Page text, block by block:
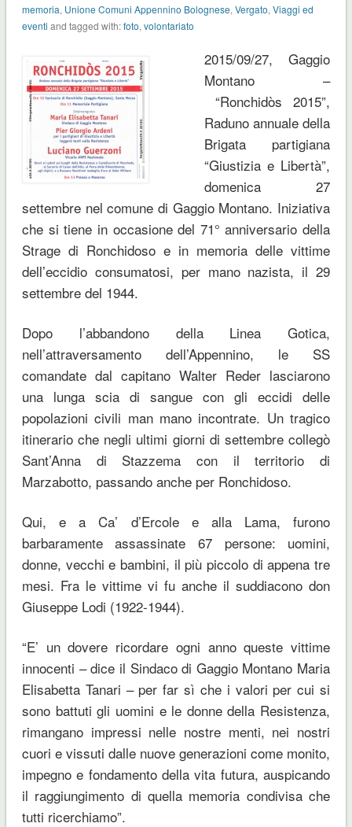
memoria, Unione Comuni Appennino Bolognese, Vergato, Viaggi ed
eventi and tagged with:foto, volontariato
2015/09/27, Gaggio
Montano –
“Ronchidòs 2015”,
Raduno annuale della
Brigata partigiana
“Giustizia e Libertà”,
domenica 27
settembre nel comune di Gaggio Montano. Iniziativa
che si tiene in occasione del 71° anniversario della
Strage di Ronchidoso e in memoria delle vittime
dell’eccidio consumatosi, per mano nazista, il 29
settembre del 1944.
Dopo l’abbandono della Linea Gotica,
nell’attraversamento dell’Appennino, le SS
comandate dal capitano Walter Reder lasciarono
una lunga scia di sangue con gli eccidi delle
popolazioni civili man mano incontrate. Un tragico
itinerario che negli ultimi giorni di settembre collegò
Sant’Anna di Stazzema con il territorio di
Marzabotto, passando anche per Ronchidoso.
Qui, e a Ca’ d’Ercole e alla Lama, furono
barbaramente assassinate 67 persone: uomini,
donne, vecchi e bambini, il più piccolo di appena tre
mesi. Fra le vittime vi fu anche il suddiacono don
Giuseppe Lodi (1922-1944).
“E’ un dovere ricordare ogni anno queste vittime
innocenti – dice il Sindaco di Gaggio Montano Maria
Elisabetta Tanari – per far sì che i valori per cui si
sono battuti gli uomini e le donne della Resistenza,
rimangano impressi nelle nostre menti, nei nostri
cuori e vissuti dalle nuove generazioni come monito,
impegno e fondamento della vita futura, auspicando
il raggiungimento di quella memoria condivisa che
tutti ricerchiamo”.